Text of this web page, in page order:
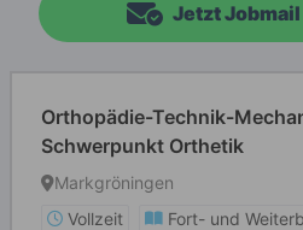
Jetzt
Orthopädie-Technik-
Schwerpunkt Orthetik
Markgröningen
Vollzeit
Fort- und